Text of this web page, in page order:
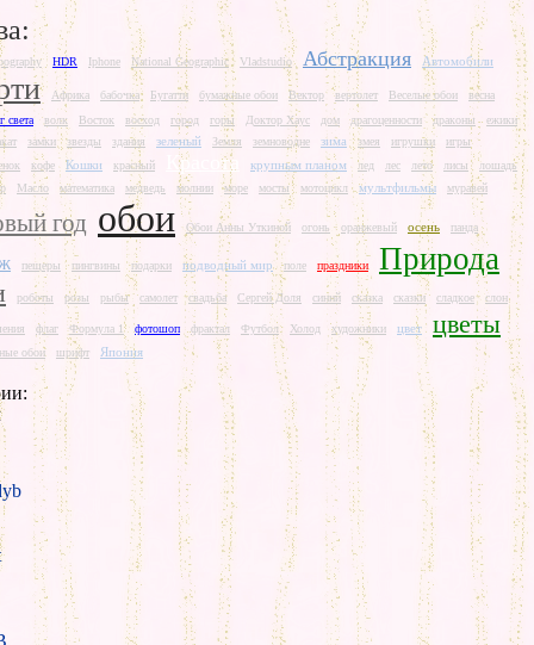
HDR Iphone National Geographic Vladstudio Абстракция Автомобили
Африка бабочка Бугатти бумажные обои Вектор вертолет Веселые обои
весна
света
волк Восток восход город горы Доктор Хаус дом драгоценности драконы
ежики
замки звезды здания зеленый Земля земноводне зима змея игрушки
игры
кофе Кошки красный Красота крупным планом лед лес лето лисы
лошадь
Масло математика медведь молнии море мосты мотоцикл мультфильмы муравей
год обои Обои Анны Уткиной огонь оранжевый осень панда
пещеры пингвины подарки подводный мир поле праздники Природа
роботы розы рыбы самолет свадьба Сергей Доля синий сказка сказки сладкое слон
флаг Формула 1 фотошоп фрактал Футбол Холод художники цвет цветы
обои шрифт Япония